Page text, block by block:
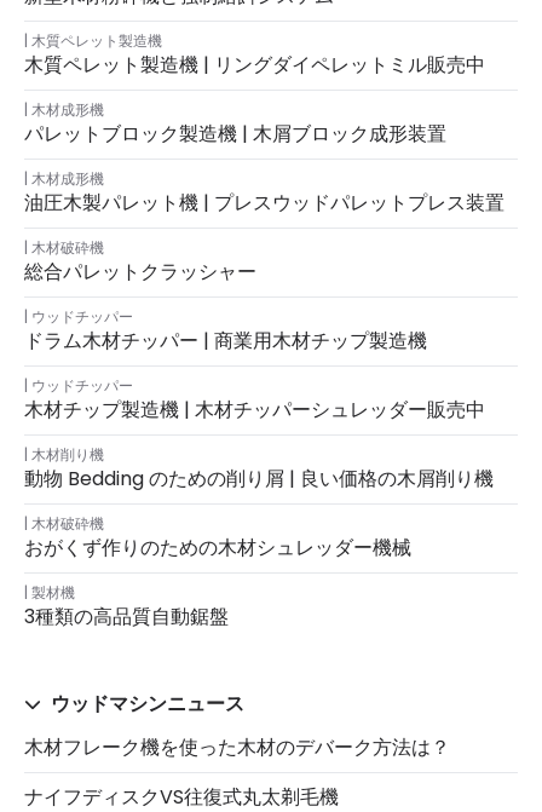
木質ペレット製造機
木質ペレット製造機 | リングダイペレットミル販売中
木材成形機
パレットブロック製造機 | 木屑ブロック成形装置
木材成形機
油圧木製パレット機 | プレスウッドパレットプレス装置
木材破砕機
総合パレットクラッシャー
ウッドチッパー
ドラム木材チッパー | 商業用木材チップ製造機
ウッドチッパー
木材チップ製造機 | 木材チッパーシュレッダー販売中
木材削り機
動物 Bedding のための削り屑 | 良い価格の木屑削り機
木材破砕機
おがくず作りのための木材シュレッダー機械
製材機
3種類の高品質自動鋸盤
ウッドマシンニュース
木材フレーク機を使った木材のデバーク方法は？
ナイフディスクVS往復式丸太剃毛機